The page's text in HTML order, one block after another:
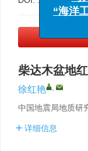
柴达木盆地
徐红艳 ,
中国地震局地质研
详细信息
“海洋